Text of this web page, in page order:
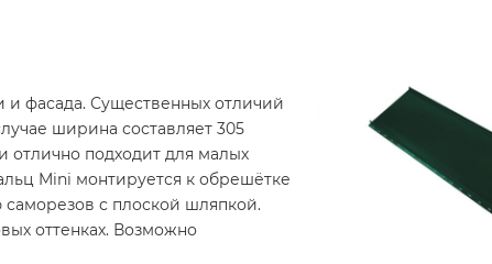
и фасада. Существенных отличий
ширина составляет 305
отлично подходит для малых
Mini монтируется к обрешётке
с плоской шляпкой.
оттенках. Возможно